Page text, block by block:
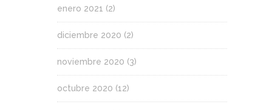
enero 2021 (2)
diciembre 2020 (2)
noviembre 2020 (3)
octubre 2020 (12)